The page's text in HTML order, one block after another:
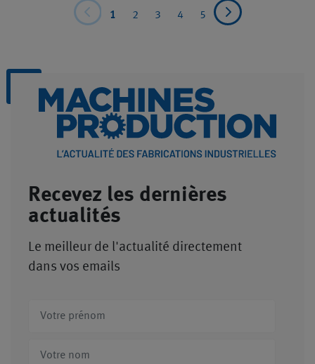
1 2 3 4 5
Recevez les dernières
actualités
Le meilleur de l'actualité directement
dans vos emails